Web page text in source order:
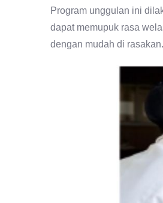
Program unggulan ini
dapat memupuk rasa
dengan mudah di rasakan.